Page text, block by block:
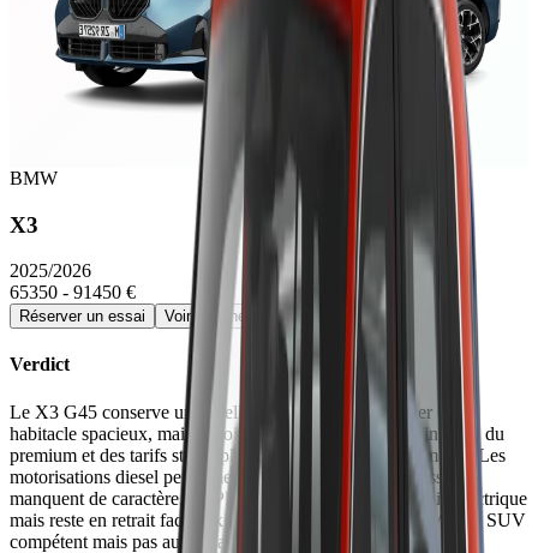
BMW
X3
2025/2026
65350 - 91450 €
Réserver un essai Voir la fiche détaillée →
Verdict
Le X3 G45 conserve un excellent comportement routier et un
habitacle spacieux, mais déçoit par un recul de finition indigne du
premium et des tarifs stratosphériques aggravés par les malus. Les
motorisations diesel performent bien mais les versions essence
manquent de caractère. Le PHEV progresse en autonomie électrique
mais reste en retrait face aux concurrents Mercedes et VW. Un SUV
compétent mais pas au niveau de prix demandé.